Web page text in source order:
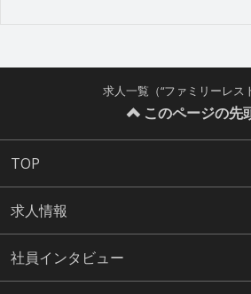
求人一覧（“ファミリーレス
このページの先
TOP
求人情報
社員インタビュー